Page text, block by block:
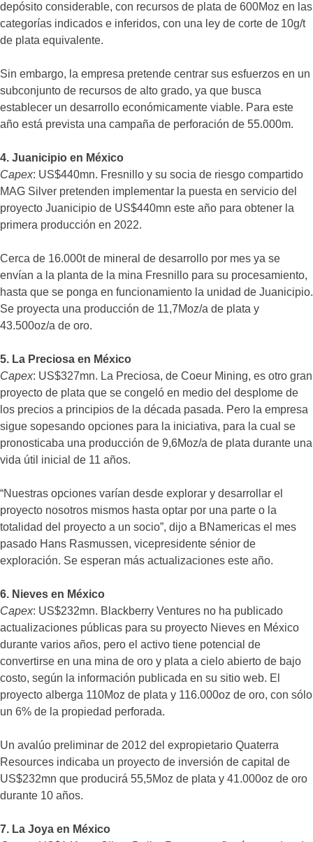
depósito considerable, con recursos de plata de 600Moz en las
categorías indicados e inferidos, con una ley de corte de 10g/t
de plata equivalente.
Sin embargo, la empresa pretende centrar sus esfuerzos en un
subconjunto de recursos de alto grado, ya que busca
establecer un desarrollo económicamente viable. Para este
año está prevista una campaña de perforación de 55.000m.
4. Juanicipio en México
Capex: US$440mn. Fresnillo y su socia de riesgo compartido
MAG Silver pretenden implementar la puesta en servicio del
proyecto Juanicipio de US$440mn este año para obtener la
primera producción en 2022.
Cerca de 16.000t de mineral de desarrollo por mes ya se
envían a la planta de la mina Fresnillo para su procesamiento,
hasta que se ponga en funcionamiento la unidad de Juanicipio.
Se proyecta una producción de 11,7Moz/a de plata y
43.500oz/a de oro.
5. La Preciosa en México
Capex: US$327mn. La Preciosa, de Coeur Mining, es otro gran
proyecto de plata que se congeló en medio del desplome de
los precios a principios de la década pasada. Pero la empresa
sigue sopesando opciones para la iniciativa, para la cual se
pronosticaba una producción de 9,6Moz/a de plata durante una
vida útil inicial de 11 años.
“Nuestras opciones varían desde explorar y desarrollar el
proyecto nosotros mismos hasta optar por una parte o la
totalidad del proyecto a un socio”, dijo a BNamericas el mes
pasado Hans Rasmussen, vicepresidente sénior de
exploración. Se esperan más actualizaciones este año.
6. Nieves en México
Capex: US$232mn. Blackberry Ventures no ha publicado
actualizaciones públicas para su proyecto Nieves en México
durante varios años, pero el activo tiene potencial de
convertirse en una mina de oro y plata a cielo abierto de bajo
costo, según la información publicada en su sitio web. El
proyecto alberga 110Moz de plata y 116.000oz de oro, con sólo
un 6% de la propiedad perforada.
Un avalúo preliminar de 2012 del expropietario Quaterra
Resources indicaba un proyecto de inversión de capital de
US$232mn que producirá 55,5Moz de plata y 41.000oz de oro
durante 10 años.
7. La Joya en México